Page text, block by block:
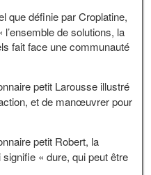
que définie par Croplatine,
de solutions, la
fait face une communauté
petit Larousse illustré
et de manœuvrer pour
petit Robert, la
« dure, qui peut être